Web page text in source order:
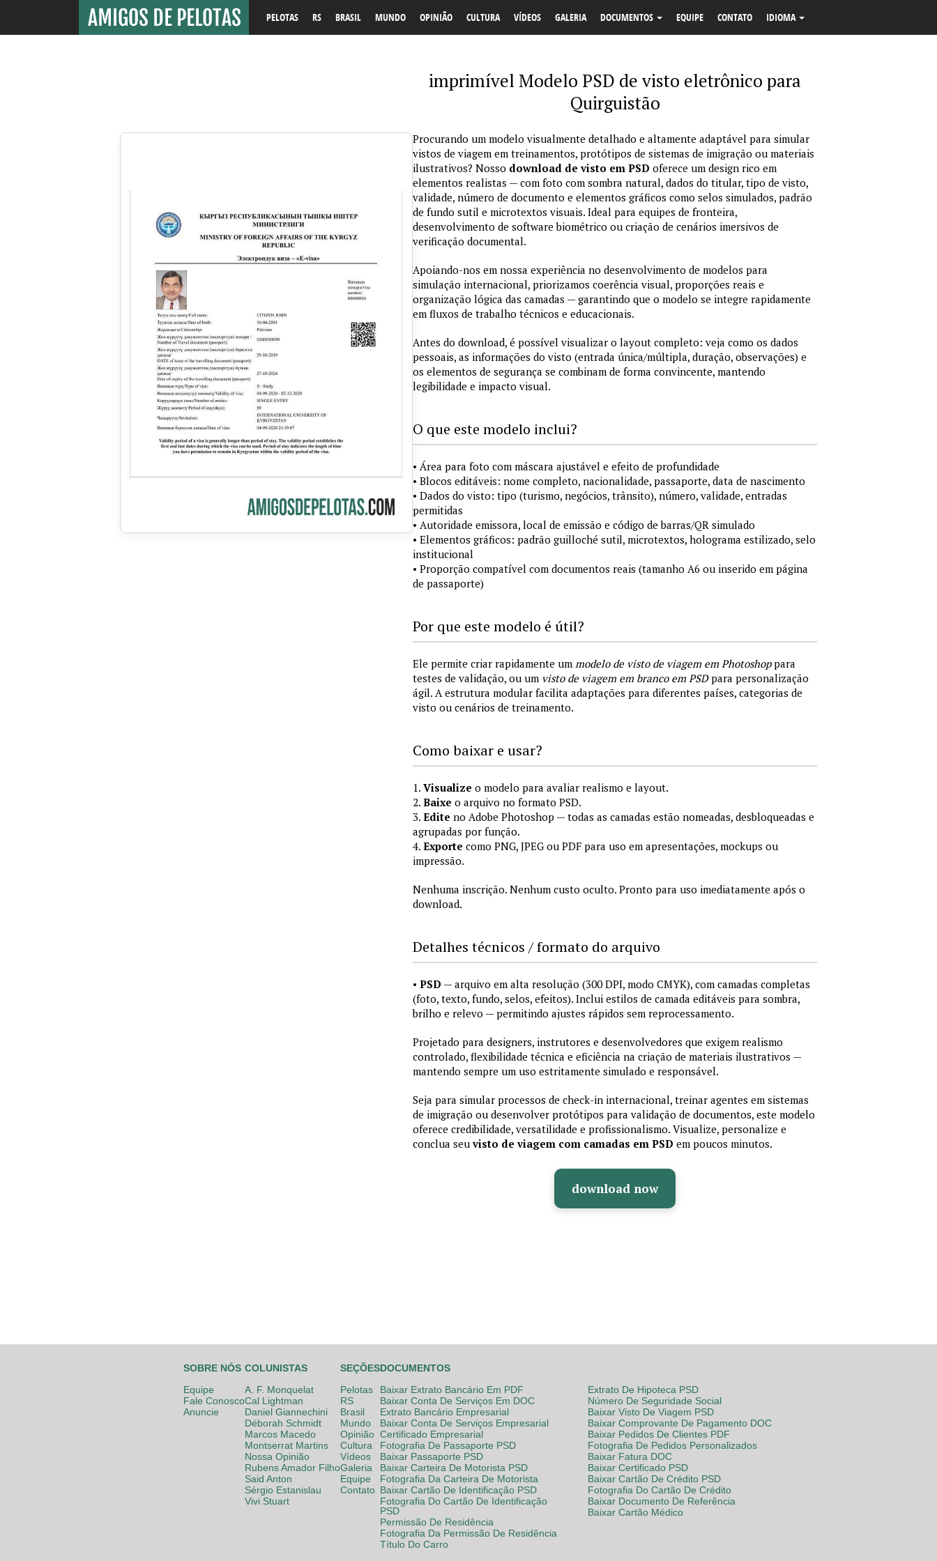
PELOTAS RS BRASIL MUNDO OPINIÃO CULTURA VÍDEOS GALERIA DOCUMENTOS EQUIPE CONTATO IDIOMA
imprimível Modelo PSD de visto eletrônico para
Quirguistão
Procurando um modelo visualmente detalhado e altamente adaptável para simular
vistos de viagem em treinamentos, protótipos de sistemas de imigração ou materiais
ilustrativos? Nosso download de visto em PSD oferece um design rico em
elementos realistas — com foto com sombra natural, dados do titular, tipo de visto,
validade, número de documento e elementos gráficos como selos simulados, padrão
de fundo sutil e microtextos visuais. Ideal para equipes de fronteira,
desenvolvimento de software biométrico ou criação de cenários imersivos de
verificação documental.
Apoiando-nos em nossa experiência no desenvolvimento de modelos para
simulação internacional, priorizamos coerência visual, proporções reais e
organização lógica das camadas — garantindo que o modelo se integre rapidamente
em fluxos de trabalho técnicos e educacionais.
Antes do download, é possível visualizar o layout completo: veja como os dados
pessoais, as informações do visto (entrada única/múltipla, duração, observações) e
os elementos de segurança se combinam de forma convincente, mantendo
legibilidade e impacto visual.
O que este modelo inclui?
• Área para foto com máscara ajustável e efeito de profundidade
• Blocos editáveis: nome completo, nacionalidade, passaporte, data de nascimento
• Dados do visto: tipo (turismo, negócios, trânsito), número, validade, entradas
permitidas
• Autoridade emissora, local de emissão e código de barras/QR simulado
• Elementos gráficos: padrão guilloché sutil, microtextos, holograma estilizado, selo
institucional
• Proporção compatível com documentos reais (tamanho A6 ou inserido em página
de passaporte)
Por que este modelo é útil?
Ele permite criar rapidamente um modelo de visto de viagem em Photoshoppara
testes de validação, ou um visto de viagem em branco em PSDpara personalização
ágil. A estrutura modular facilita adaptações para diferentes países, categorias de
visto ou cenários de treinamento.
Como baixar e usar?
1. Visualize o modelo para avaliar realismo e layout.
2. Baixe o arquivo no formato PSD.
3. Edite no Adobe Photoshop — todas as camadas estão nomeadas, desbloqueadas e
agrupadas por função.
4. Exporte como PNG, JPEG ou PDF para uso em apresentações, mockups ou
impressão.
Nenhuma inscrição. Nenhum custo oculto. Pronto para uso imediatamente após o
download.
Detalhes técnicos / formato do arquivo
• PSD — arquivo em alta resolução (300 DPI, modo CMYK), com camadas completas
(foto, texto, fundo, selos, efeitos). Inclui estilos de camada editáveis para sombra,
brilho e relevo — permitindo ajustes rápidos sem reprocessamento.
Projetado para designers, instrutores e desenvolvedores que exigem realismo
controlado, flexibilidade técnica e eficiência na criação de materiais ilustrativos —
mantendo sempre um uso estritamente simulado e responsável.
Seja para simular processos de check-in internacional, treinar agentes em sistemas
de imigração ou desenvolver protótipos para validação de documentos, este modelo
oferece credibilidade, versatilidade e profissionalismo. Visualize, personalize e
conclua seuvisto de viagem com camadas em PSD em poucos minutos.
download now
SOBRE NÓS
Equipe
Fale Conosco
Anuncie
COLUNISTAS
A. F. Monquelat
Cal Lightman
Daniel Giannechini
Déborah Schmidt
Marcos Macedo
Montserrat Martins
Nossa Opinião
Rubens Amador Filho
Said Anton
Sérgio Estanislau
Vivi Stuart
SEÇÕES
Pelotas
RS
Brasil
Mundo
Opinião
Cultura
Vídeos
Galeria
Equipe
Contato
DOCUMENTOS
Baixar Extrato Bancário Em PDF
Baixar Conta De Serviços Em DOC
Extrato Bancário Empresarial
Baixar Conta De Serviços Empresarial
Certificado Empresarial
Fotografia De Passaporte PSD
Baixar Passaporte PSD
Baixar Carteira De Motorista PSD
Fotografia Da Carteira De Motorista
Baixar Cartão De Identificação PSD
Fotografia Do Cartão De Identificação
PSD
Permissão De Residência
Fotografia Da Permissão De Residência
Título Do Carro
Extrato De Hipoteca PSD
Número De Seguridade Social
Baixar Visto De Viagem PSD
Baixar Comprovante De Pagamento DOC
Baixar Pedidos De Clientes PDF
Fotografia De Pedidos Personalizados
Baixar Fatura DOC
Baixar Certificado PSD
Baixar Cartão De Crédito PSD
Fotografia Do Cartão De Crédito
Baixar Documento De Referência
Baixar Cartão Médico